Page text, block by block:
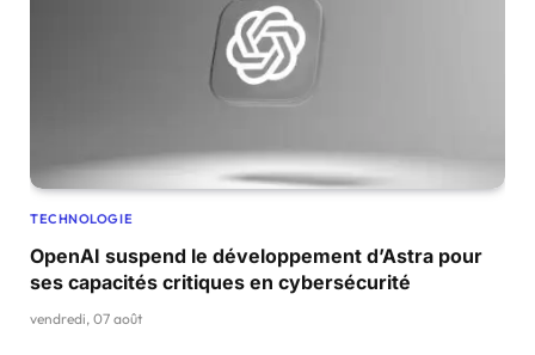
TECHNOLOGIE
OpenAI suspend le développement d’Astra pour
ses capacités critiques en cybersécurité
vendredi, 07 août